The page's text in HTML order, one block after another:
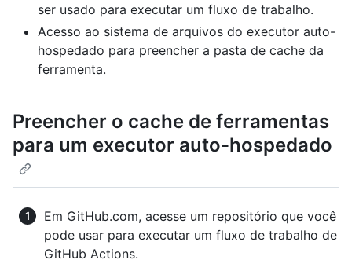
ser usado para executar um fluxo de trabalho.
Acesso ao sistema de arquivos do executor auto-
hospedado para preencher a pasta de cache da
ferramenta.
Preencher o cache de ferramentas
para um executor auto-hospedado
Em GitHub.com, acesse um repositório que você
pode usar para executar um fluxo de trabalho de
GitHub Actions.